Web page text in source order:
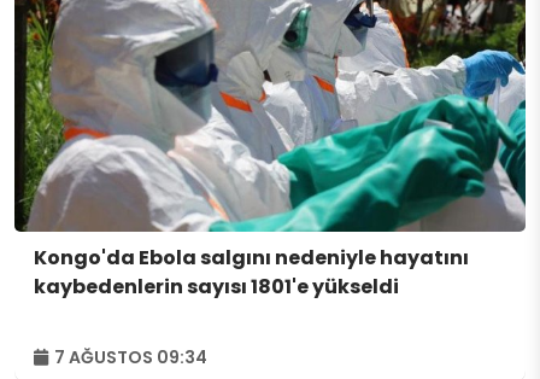
Kongo'da Ebola salgını nedeniyle hayatını
kaybedenlerin sayısı 1801'e yükseldi
7 AĞUSTOS 09:34